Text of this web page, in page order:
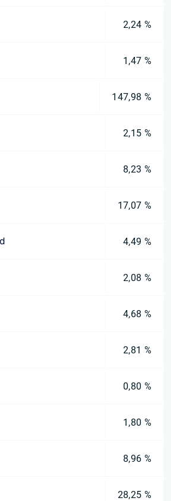
2,24 %
1,47 %
147,98 %
2,15 %
8,23 %
17,07 %
4,49 %
2,08 %
4,68 %
2,81 %
0,80 %
1,80 %
8,96 %
28,25 %